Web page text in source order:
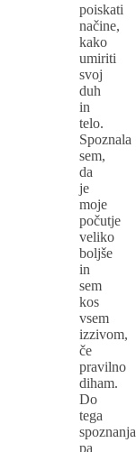
poiskati
načine,
kako
umiriti
svoj
duh
in
telo.
Spoznala
sem,
da
je
moje
počutje
veliko
boljše
in
sem
kos
vsem
izzivom,
če
pravilno
diham.
Do
tega
spoznanja
pa